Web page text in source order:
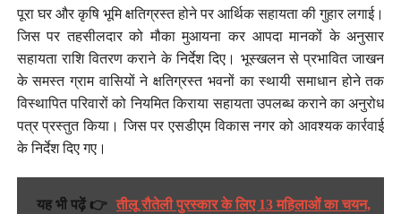
पूरा घर और कृषि भूमि क्षतिग्रस्त होने पर आर्थिक सहायता की गुहार लगाई।
जिस पर तहसीलदार को मौका मुआयना कर आपदा मानकों के अनुसार
सहायता राशि वितरण कराने के निर्देश दिए। भूस्खलन से प्रभावित जाखन
के समस्त ग्राम वासियों ने क्षतिग्रस्त भवनों का स्थायी समाधान होने तक
विस्थापित परिवारों को नियमित किराया सहायता उपलब्ध कराने का अनुरोध
पत्र प्रस्तुत किया। जिस पर एसडीएम विकास नगर को आवश्यक कार्रवाई
के निर्देश दिए गए।
यह भी पढ़ें 👉 तीलू रौतेली पुरस्कार के लिए 13 महिलाओं का चयन,